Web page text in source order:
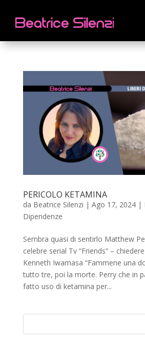
PERICOLO KETAMINA
da Beatrice Silenzi | Ago 17, 2024|
Dipendenze
Sembra quasi di sentirlo Matthew
celebre serial Tv “Friends” –
Kenneth Iwamasa “Fammene una
tutto tre, poi la morte. Perry che in
fatto uso di ketamina per...